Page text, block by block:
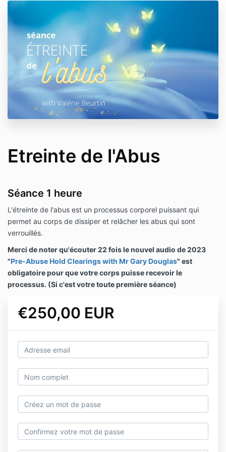
Etreinte de l'Abus
Séance 1 heure
L'étreinte de l'abus est un processus corporel puissant qui
permet au corps de dissiper et relâcher les abus qui sont
verrouillés.
Merci de noter qu'écouter 22 fois le nouvel audio de 2023
"Pre-Abuse Hold Clearings with Mr Gary Douglas" est
obligatoire pour que votre corps puisse recevoir le
processus. (Si c'est votre toute première séance)
€250,00 EUR